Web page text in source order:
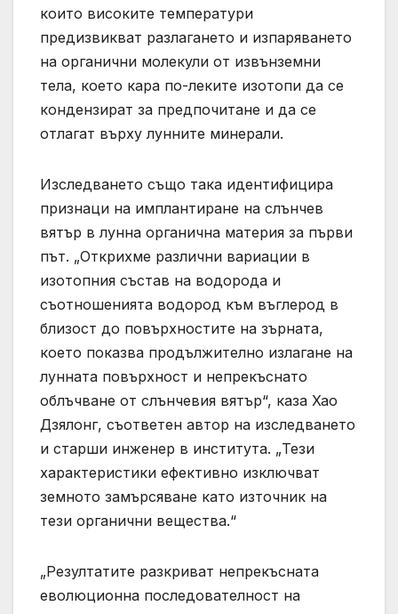
които високите температури
предизвикват разлагането и изпаряването
на органични молекули от извънземни
тела, което кара по-леките изотопи да се
кондензират за предпочитане и да се
отлагат върху лунните минерали.
Изследването също така идентифицира
признаци на имплантиране на слънчев
вятър в лунна органична материя за първи
път. „Открихме различни вариации в
изотопния състав на водорода и
съотношенията водород към въглерод в
близост до повърхностите на зърната,
което показва продължително излагане на
лунната повърхност и непрекъснато
облъчване от слънчевия вятър“, каза Хао
Дзялонг, съответен автор на изследването
и старши инженер в института. „Тези
характеристики ефективно изключват
земното замърсяване като източник на
тези органични вещества.“
„Резултатите разкриват непрекъсната
еволюционна последователност на